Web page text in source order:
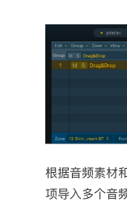
根据音频素材
项导入多个音